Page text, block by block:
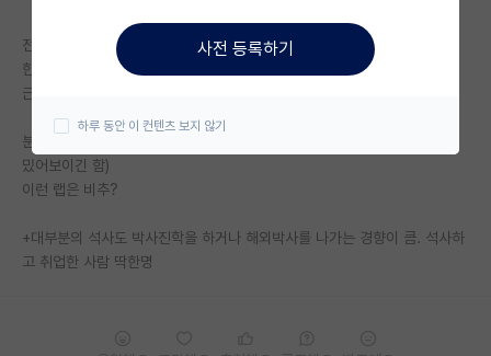
미국 대학원 합격 후기 게시판
대학원생 모집 게시판
연구실(PI) 홍보 게시판
석박사 채용 정보 게시판
임용 정보 게시판
전부 포닥감
한명도 국내취업이 없음
근데 포닥이 보통 미국이나 독일 상위 대학 혹은 연구소임
분야 자체는 공학이긴 한데 emerging분야임(실용적인지는 모르겠는데 재
밌어보이긴 함)
이런 랩은 비추?
+대부분의 석사도 박사진학을 하거나 해외박사를 나가는 경향이 큼. 석사하
고 취업한 사람 딱한명
사전 등록하기
하루 동안 이 컨텐츠 보지 않기